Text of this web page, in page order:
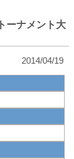
ーナメント大
04/19